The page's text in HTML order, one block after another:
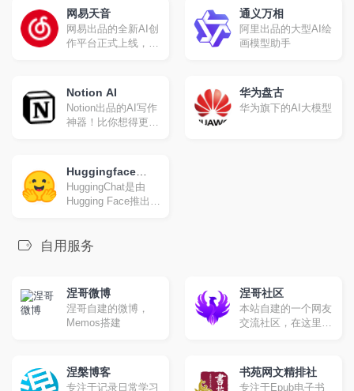
配音、AI虚拟主播等
一站式配音服务。
网易天音
网易出品的全新AI创
作平台正式上线，海
乐天赋！
通义万相
阿里出品的大型AI绘
画模型助手
Notion AI
Notion出品的AI写作
神器！比你想得更
华为盘古
华为旗下的AI大模型
Huggingface
Chat
HuggingChat是由
Hugging Face推出的
一种全新的交互体
Open Assistant模型
开发，并且是一个免
费、开源且实验性的
项目。
自用服务
涅哥微博
涅哥自建的微博，
Memos搭建
涅哥社区
本站自建的一个网友
交流社区，在这里你
涅槃博客
专注于记录日常学习
书苑网文精排社
专注于Epub电子书